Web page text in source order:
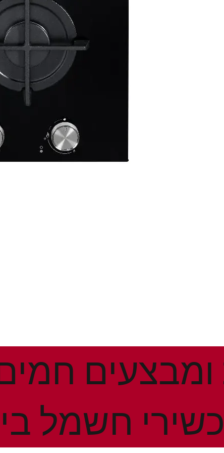
חשמל